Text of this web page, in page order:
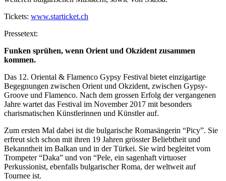
Tickets: www.starticket.ch
Pressetext:
Funken sprühen, wenn Orient und Okzident zusammen
kommen.
Das 12. Oriental & Flamenco Gypsy Festival bietet einzigartige
Begegnungen zwischen Orient und Okzident, zwischen Gypsy-
Groove und Flamenco. Nach dem grossen Erfolg der vergangenen
Jahre wartet das Festival im November 2017 mit besonders
charismatischen Künstlerinnen und Künstler auf.
Zum ersten Mal dabei ist die bulgarische Romasängerin “Picy”. Sie
erfreut sich schon mit ihren 19 Jahren grösster Beliebtheit und
Bekanntheit im Balkan und in der Türkei. Sie wird begleitet vom
Trompeter “Daka” und von “Pele, ein sagenhaft virtuoser
Perkussionist, ebenfalls bulgarischer Roma, der weltweit auf
Tournee ist.